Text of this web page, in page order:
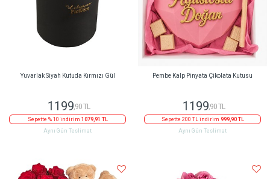
Yuvarlak Siyah Kutuda Kırmızı Gül
1199 ,90 TL
Sepette % 10 indirim 1079,91 TL
Aynı Gün Teslimat
Pembe Kalp Pinyata Çikolata Kutusu
1199 ,90 TL
Sepette 200 TL indirim 999,90 TL
Aynı Gün Teslimat